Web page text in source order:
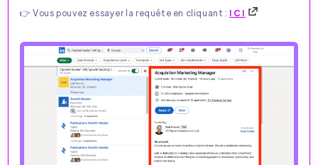
👉 Vous pouvez essayer la requête en cliquant : ICI